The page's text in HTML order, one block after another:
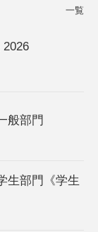
一覧
般部門
生部門《学生